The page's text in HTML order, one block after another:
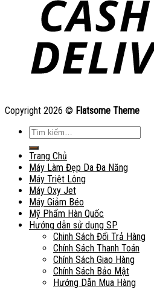
Copyright 2026 © Flatsome Theme
Tìm
kiếm:
Trang Chủ
Máy Làm Đẹp Da Đa Năng
Máy Triệt Lông
Máy Oxy Jet
Máy Giảm Béo
Mỹ Phẩm Hàn Quốc
Hướng dẫn sử dụng SP
Chinh Sách Đổi Trả Hàng
Chính Sách Thanh Toán
Chính Sách Giao Hàng
Chính Sách Bảo Mật
Hướng Dẫn Mua Hàng